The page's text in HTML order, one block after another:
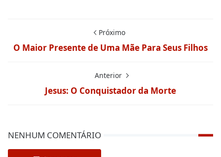
Próximo
O Maior Presente de Uma Mãe Para Seus Filhos
Anterior
Jesus: O Conquistador da Morte
NENHUM COMENTÁRIO